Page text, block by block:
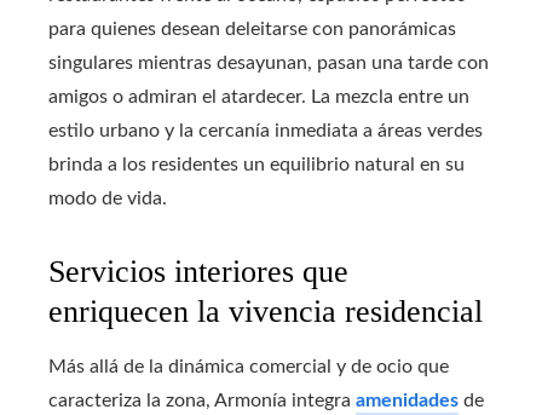
para quienes desean deleitarse con panorámicas
singulares mientras desayunan, pasan una tarde con
amigos o admiran el atardecer. La mezcla entre un
estilo urbano y la cercanía inmediata a áreas verdes
brinda a los residentes un equilibrio natural en su
modo de vida.
Servicios interiores que
enriquecen la vivencia residencial
Más allá de la dinámica comercial y de ocio que
caracteriza la zona, Armonía integra amenidades de